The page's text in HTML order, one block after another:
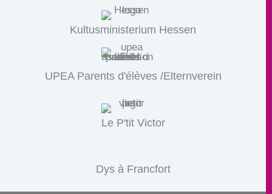
Kultusministerium Hessen
UPEA Parents d'élèves /Elternverein
Le P'tit Victor
Dys à Francfort